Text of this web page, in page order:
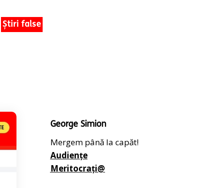
Știri false
George Simion
Mergem până la capăt!
Audiențe
Meritocrați@